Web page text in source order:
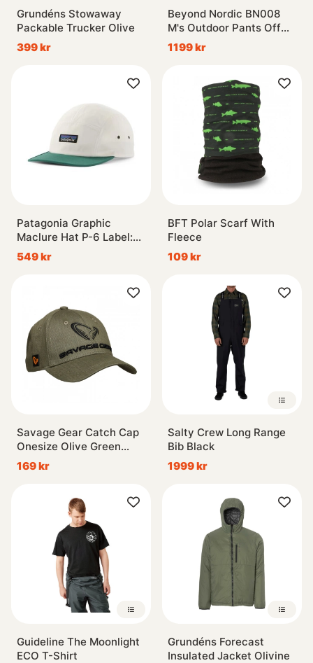
Grundéns Stowaway
Packable Trucker Olive
399 kr
Beyond Nordic BN008
M's Outdoor Pants Off
Black
1199 kr
Patagonia Graphic
Maclure Hat P-6 Label:
Birch White
549 kr
BFT Polar Scarf With
Fleece
109 kr
Savage Gear Catch Cap
Onesize Olive Green
Melange
169 kr
Salty Crew Long Range
Bib Black
1999 kr
Guideline The Moonlight
ECO T-Shirt
Grundéns Forecast
Insulated Jacket Olivine